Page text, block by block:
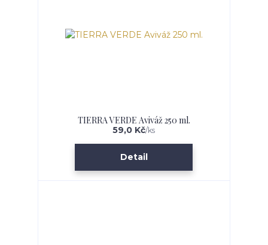
TIERRA VERDE Aviváž 250 ml.
59,0 Kč/ks
Detail